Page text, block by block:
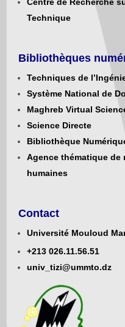
Centre de Recherche
Technique
Bibliothèques
Techniques de
Système National de
Maghreb Virtual
Science Directe
Bibliothèque
Agence thématique de
humaines
Contact
Université Mouloud
+213 026.11.56.51
univ_tizi@ummto.dz